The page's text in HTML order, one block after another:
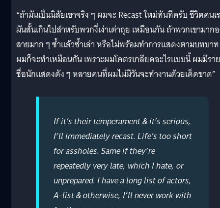
“ถ้ามันเป็นนิสัยเขาจริง ๆ ผมจะ Recast ใหม่ทันทีครับ ชีวิตคนเ
มันสั้นเกินไปสำหรับพวกงี่เง่าเต่าถุย เหมือนกัน ถ้าพวกเขามาก
สายมาก ๆ ซ้ำแล้วซ้ำเล่า หรือไม่พร้อมทำการแสดงตามบทบาท
ผมก็จะทำเหมือนกัน เพราะผมโคตรเกลียดอะไรแบบนี้ ผมมีราย
ชื่อนักแสดงดัง ๆ หลายคนที่ผมไม่มีวันจะทำงานด้วยเด็ดขาด”
If it’s their temperament & it’s serious,
I’ll immediately recast. Life’s too short
for assholes. Same if they’re
repeatedly very late, which I hate, or
unprepared. I have a long list of actors,
A-list & otherwise, I’ll never work with